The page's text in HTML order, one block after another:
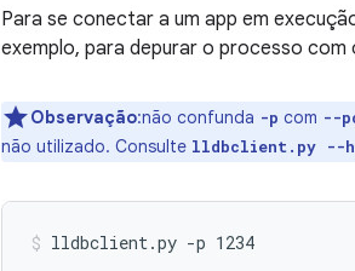
Para se conectar a um app em
exemplo, para depurar o processo
Observação:não confunda -p com --
não utilizado. Consulte lldbclient.py --